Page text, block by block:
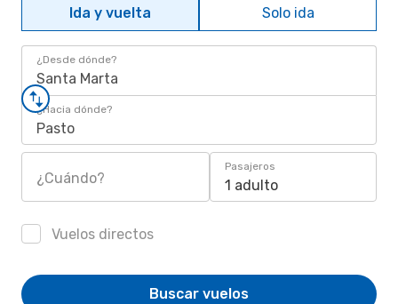
Ida y vuelta Solo ida
¿Desde dónde?
Santa Marta
¿Hacia dónde?
Pasto
¿Cuándo?
Pasajeros
1 adulto
Vuelos directos
Buscar vuelos